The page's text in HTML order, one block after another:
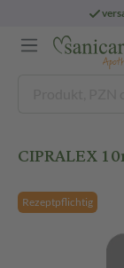
CIPRALEX
Rezeptpflichtig